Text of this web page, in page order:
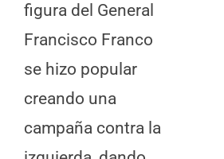
figura del General
Francisco Franco
se hizo popular
creando una
campaña contra la